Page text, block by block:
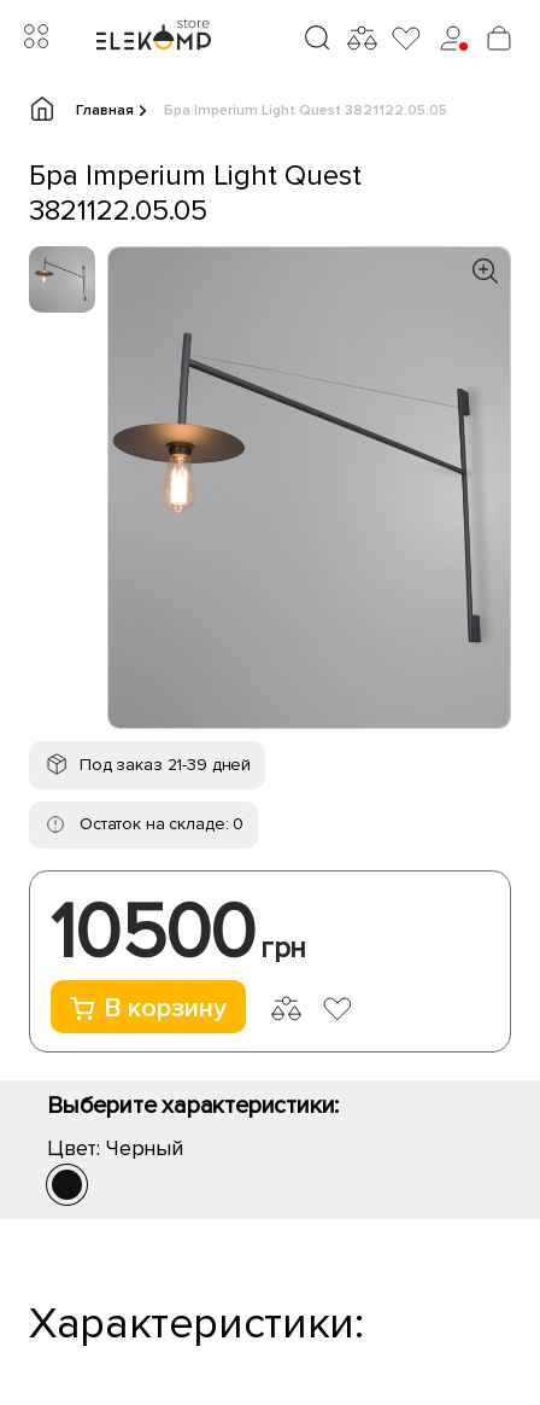
Главная Бра Imperium Light Quest 3821122.05.05
Бра Imperium Light Quest
3821122.05.05
Под заказ 21-39 дней
Остаток на складе: 0
10500 грн
В корзину
Выберите характеристики:
Цвет: Черный
Характеристики: